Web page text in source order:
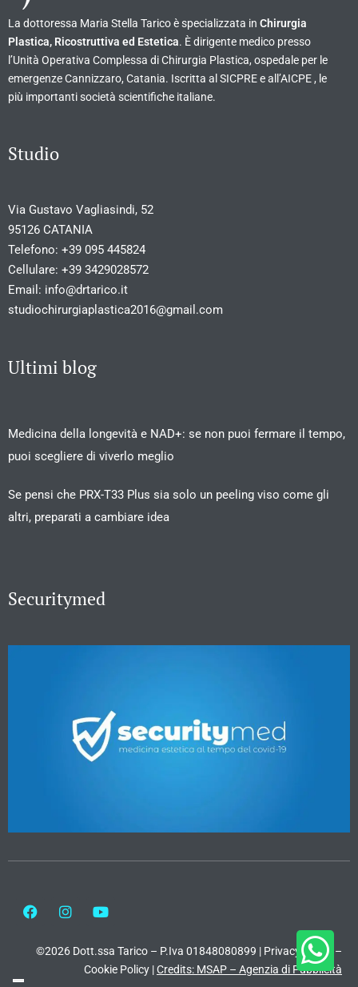
La dottoressa Maria Stella Tarico è specializzata in Chirurgia
Plastica, Ricostruttiva ed Estetica. È dirigente medico presso
l’Unità Operativa Complessa di Chirurgia Plastica, ospedale per le
emergenze Cannizzaro, Catania. Iscritta al SICPRE e all’AICPE , le
più importanti società scientifiche italiane.
Studio
Via Gustavo Vagliasindi, 52
95126 CATANIA
Telefono: +39 095 445824
Cellulare: +39 3429028572
Email: info@drtarico.it
studiochirurgiaplastica2016@gmail.com
Ultimi blog
Medicina della longevità e NAD+: se non puoi fermare il tempo,
puoi scegliere di viverlo meglio
Se pensi che PRX-T33 Plus sia solo un peeling viso come gli
altri, preparati a cambiare idea
Securitymed
©2026 Dott.ssa Tarico – P.Iva 01848080899 | Privacy Policy –
Cookie Policy |Credits: MSAP – Agenzia di Pubblicità